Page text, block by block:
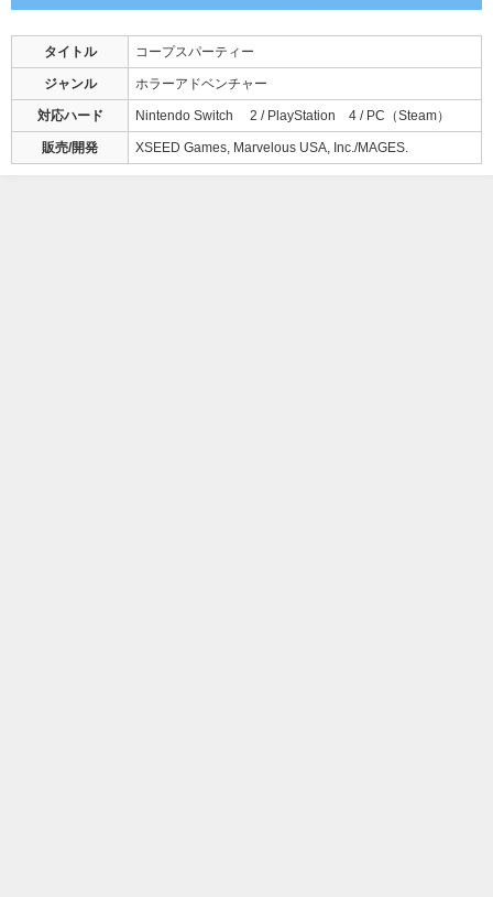
タイトル コープスパーティー
ジャンル ホラーアドベンチャー
対応ハード Nintendo Switch™ 2 / PlayStation®4 / PC（Steam）
販売/開発 XSEED Games, Marvelous USA, Inc./MAGES.